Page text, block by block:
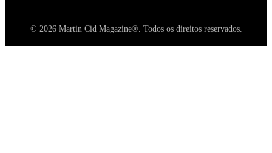
© 2026 Martin Cid Magazine®. Todos os direitos reservados.